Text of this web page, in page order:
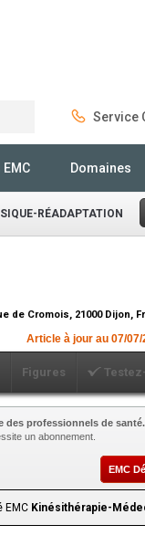
Service
Domaines
RÉADAPTATION
de Cromois, 21000 Dijon,
Article à jour au 07/07/
Figures
des professionnels de santé.
un abonnement.
EMC
EMC Kinésithérapie-